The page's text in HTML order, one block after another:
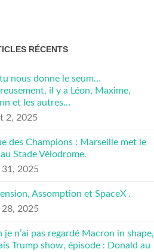
RÉCENTS
nous donne le seum…
il y a Léon, Maxime,
et les autres…
2, 2025
des Champions : Marseille met le
Stade Vélodrome.
31, 2025
Assomption et SpaceX .
28, 2025
je n’ai pas regardé Macron in shape,
Trump show, épisode : Donald au